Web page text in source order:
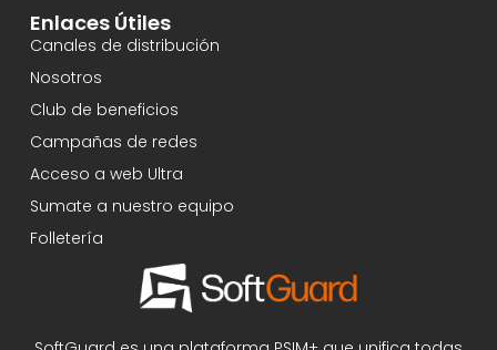
Enlaces Útiles
Canales de distribución
Nosotros
Club de beneficios
Campañas de redes
Acceso a web Ultra
Sumate a nuestro equipo
Folletería